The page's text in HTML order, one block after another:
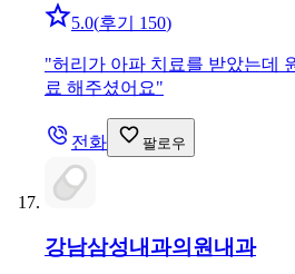
5.0(후기 150)
"허리가 아파 치료를 받았는데
료 해주셨어요"
전화 팔로우
강남삼성내과의원내과